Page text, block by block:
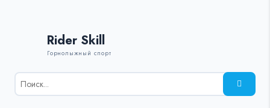
Rider Skill
Горнолыжный спорт
Результаты
поиска